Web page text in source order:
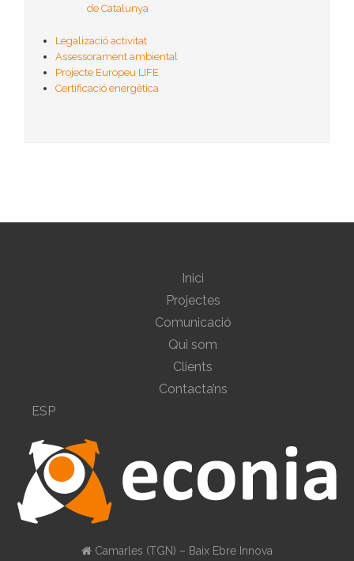
de Catalunya
Legalizació activitat
Assessorament ambiental
Projecte Europeu LIFE
Certificació energètica
Inici
Projectes
Comunicació
Qui som
Clients
Contacta’ns
ESP
Camarles (TGN) – Baix Ebre Innova